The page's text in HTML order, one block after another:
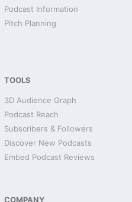
Podcast Information
Pitch Planning
TOOLS
3D Audience Graph
Podcast Reach
Subscribers & Followers
Discover New Podcasts
Embed Podcast Reviews
COMPANY